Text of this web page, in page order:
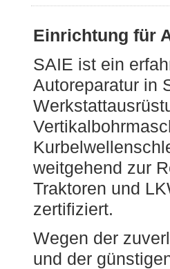
Einrichtung für
SAIE ist ein
Autoreparatur in
weitgehend zur
Traktoren und
zertifiziert.
Wegen der
und der